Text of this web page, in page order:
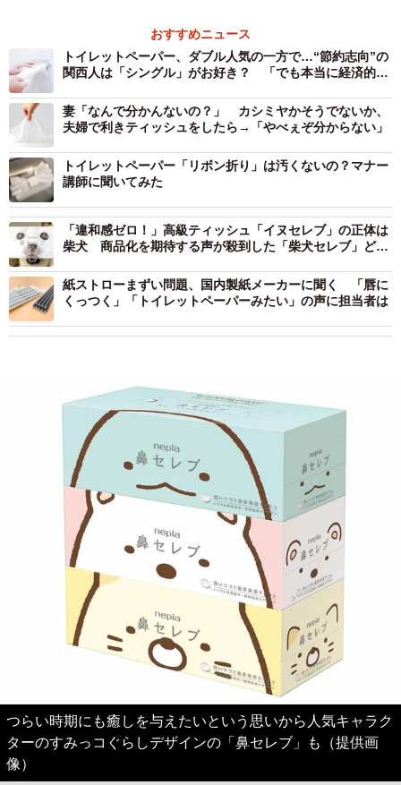
おすすめニュース
トイレットペーパー、ダブル人気の一方で…“節約志向”の
関西人は「シングル」がお好き？ 「でも本当に経済的な
妻「なんで分かんないの？」 カシミヤかそうでないか、
夫婦で利きティッシュをしたら→「やべぇぞ分からない」
トイレットペーパー「リボン折り」は汚くないの？マナー
講師に聞いてみた
「違和感ゼロ！」高級ティッシュ「イヌセレブ」の正体は
柴犬 商品化を期待する声が殺到した「柴犬セレブ」どう
紙ストローまずい問題、国内製紙メーカーに聞く 「唇に
くっつく」「トイレットペーパーみたい」の声に担当者は
つらい時期にも癒しを与えたいという思いから人気キャラク
ターのすみっコぐらしデザインの「鼻セレブ」も（提供画
像）